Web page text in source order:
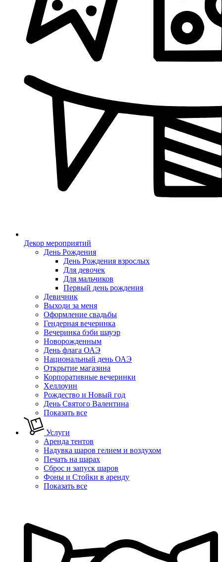
Декор мероприятий
День Рождения
День Рождения взрослых
Для девочек
Для мальчиков
Первый день рождения
Девичник
Выходи за меня
Оформление свадьбы
Гендерная вечеринка
Вечеринка бэби шауэр
Новорожденным
День флага ОАЭ
Национальный день ОАЭ
Открытие магазина
Корпоративные вечеринки
Хеллоуин
Рождество и Новый год
День Святого Валентина
Показать все
Услуги
Аренда тентов
Надувка шаров гелием и воздухом
Печать на шарах
Сброс и запуск шаров
Фоны и Стойки в аренду
Показать все